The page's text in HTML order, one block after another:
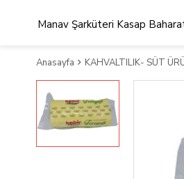
Manav Şarküteri Kasap
Anasayfa KAHVALTILIK- SÜT